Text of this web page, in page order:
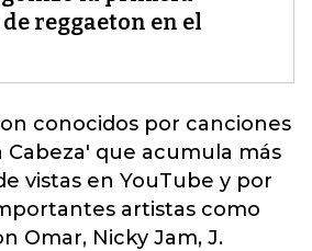
reggaeton en el
conocidos por canciones
Cabeza' que acumula más
vistas en YouTube y por
artistas como
Omar, Nicky Jam, J.